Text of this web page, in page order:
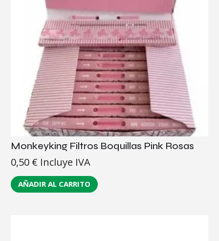
Monkeyking Filtros Boquillas Pink Rosas
0,50 € Incluye IVA
AÑADIR AL CARRITO